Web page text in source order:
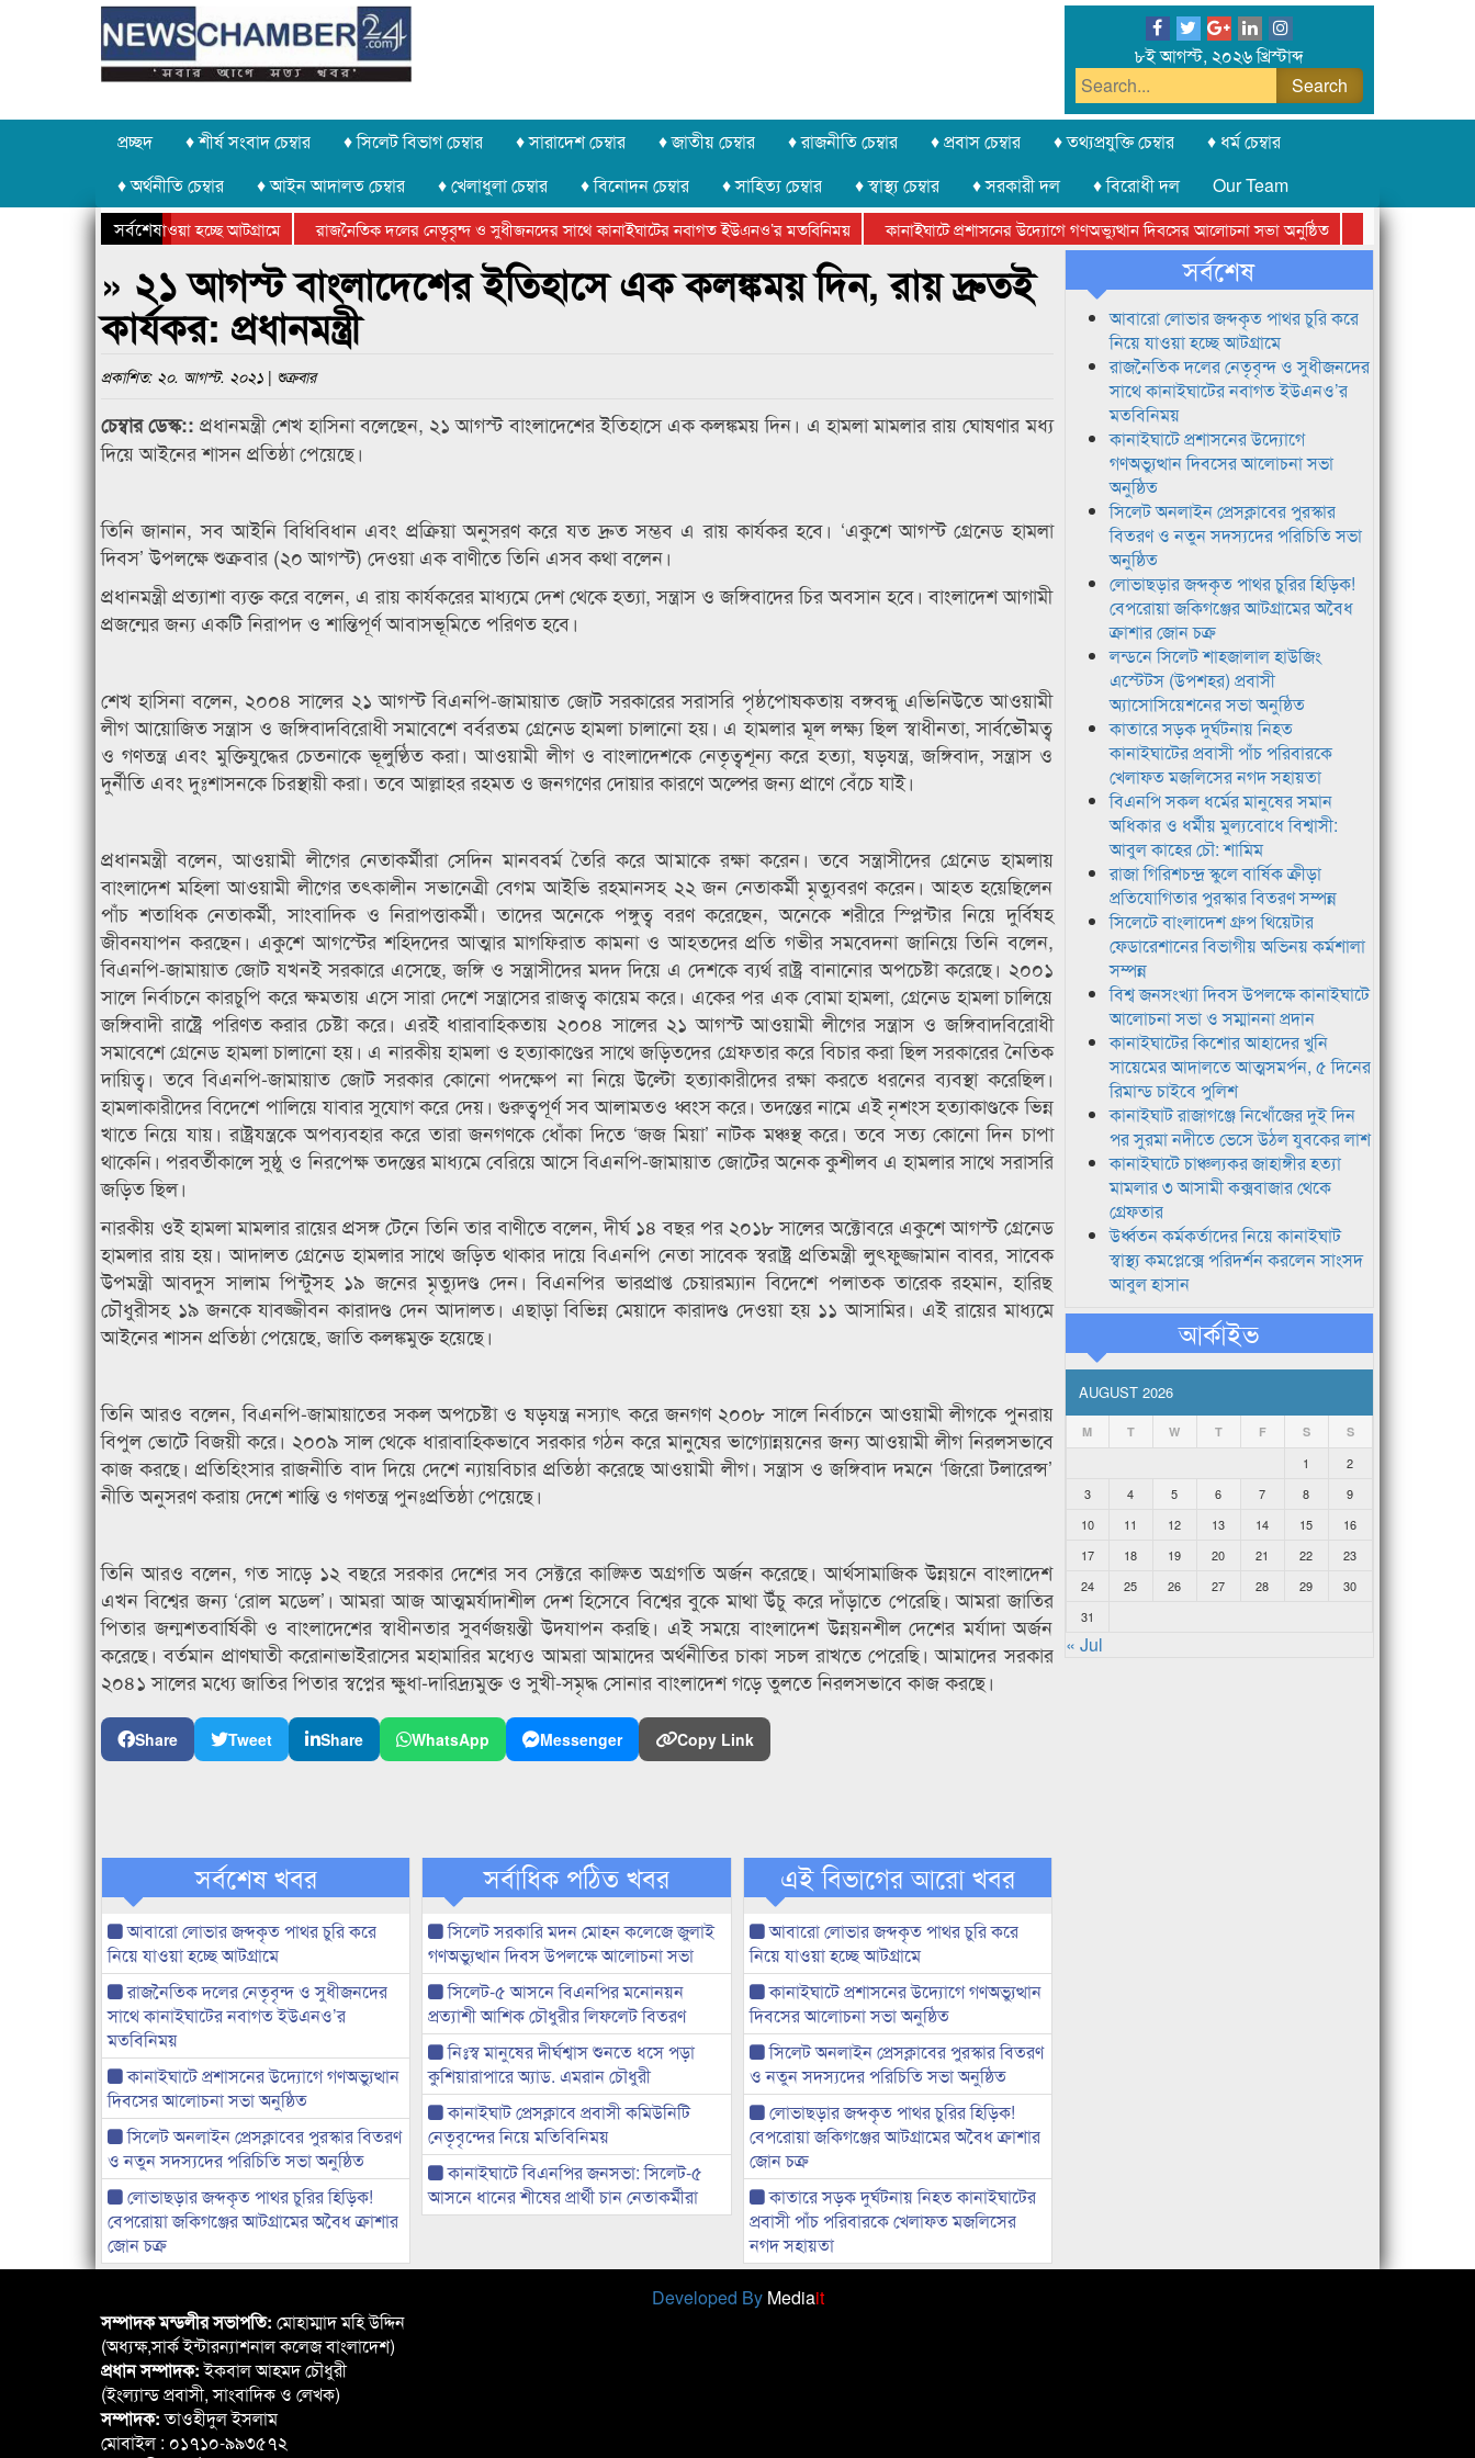
৮ই আগস্ট, ২০২৬ খ্রিস্টাব্দ
প্রচ্ছদ ♦ শীর্ষ সংবাদ চেম্বার ♦ সিলেট বিভাগ চেম্বার ♦ সারাদেশ চেম্বার ♦ জাতীয় চেম্বার ♦ রাজনীতি চেম্বার ♦ প্রবাস চেম্বার ♦ তথ্যপ্রযুক্তি চেম্বার
♦ ধর্ম চেম্বার
♦ অর্থনীতি চেম্বার
♦ আইন আদালত চেম্বার ♦ খেলাধুলা চেম্বার ♦ বিনোদন চেম্বার ♦ সাহিত্য চেম্বার ♦ স্বাস্থ্য চেম্বার ♦ সরকারী দল ♦ বিরোধী দল
Our Team
সর্বশেষ
চুরি করে নিয়ে যাওয়া হচ্ছে আটগ্রামে রাজনৈতিক দলের নেতৃবৃন্দ ও সুধীজনদের সাথে কানাইঘাটের নবাগত ইউএনও’র মতবিনিময় কানাইঘাটে প্রশাসনের উদ্যোগে গণঅভ্যুত্থান দিবসের আলোচনা সভা অনুষ্ঠিত
সিলেট অনলাইন
ক্রীড়া প্রতিযোগিতার পুরস্কার বিতরণ সম্পন্ন
সিলেটে বাংলাদেশ গ্রুপ থিয়েটার ফেডারেশানের বিভাগীয় অভিনয় কর্মশালা সম্পন্ন
» ২১ আগস্ট বাংলাদেশের ইতিহাসে এক কলঙ্কময় দিন, রায় দ্রুতই
কার্যকর: প্রধানমন্ত্রী
প্রকাশিত: ২০. আগস্ট. ২০২১ | শুক্রবার
চেম্বার ডেস্ক::প্রধানমন্ত্রী শেখ হাসিনা বলেছেন, ২১ আগস্ট বাংলাদেশের ইতিহাসে এক কলঙ্কময় দিন। এ হামলা মামলার রায় ঘোষণার মধ্য
দিয়ে আইনের শাসন প্রতিষ্ঠা পেয়েছে।
তিনি জানান, সব আইনি বিধিবিধান এবং প্রক্রিয়া অনুসরণ করে যত দ্রুত সম্ভব এ রায় কার্যকর হবে। ‘একুশে আগস্ট গ্রেনেড হামলা
দিবস’ উপলক্ষে শুক্রবার (২০ আগস্ট) দেওয়া এক বাণীতে তিনি এসব কথা বলেন।
প্রধানমন্ত্রী প্রত্যাশা ব্যক্ত করে বলেন, এ রায় কার্যকরের মাধ্যমে দেশ থেকে হত্যা, সন্ত্রাস ও জঙ্গিবাদের চির অবসান হবে। বাংলাদেশ আগামী
প্রজন্মের জন্য একটি নিরাপদ ও শান্তিপূর্ণ আবাসভূমিতে পরিণত হবে।
শেখ হাসিনা বলেন, ২০০৪ সালের ২১ আগস্ট বিএনপি-জামায়াত জোট সরকারের সরাসরি পৃষ্ঠপোষকতায় বঙ্গবন্ধু এভিনিউতে আওয়ামী
লীগ আয়োজিত সন্ত্রাস ও জঙ্গিবাদবিরোধী সমাবেশে বর্বরতম গ্রেনেড হামলা চালানো হয়। এ হামলার মূল লক্ষ্য ছিল স্বাধীনতা, সার্বভৌমত্ব
ও গণতন্ত্র এবং মুক্তিযুদ্ধের চেতনাকে ভূলুণ্ঠিত করা। আওয়ামী লীগ ও বাংলাদেশকে নেতৃত্বশূন্য করে হত্যা, ষড়যন্ত্র, জঙ্গিবাদ, সন্ত্রাস ও
দুর্নীতি এবং দুঃশাসনকে চিরস্থায়ী করা। তবে আল্লাহর রহমত ও জনগণের দোয়ার কারণে অল্পের জন্য প্রাণে বেঁচে যাই।
প্রধানমন্ত্রী বলেন, আওয়ামী লীগের নেতাকর্মীরা সেদিন মানববর্ম তৈরি করে আমাকে রক্ষা করেন। তবে সন্ত্রাসীদের গ্রেনেড হামলায়
বাংলাদেশ মহিলা আওয়ামী লীগের তৎকালীন সভানেত্রী বেগম আইভি রহমানসহ ২২ জন নেতাকর্মী মৃত্যুবরণ করেন। আহত হয়েছিলেন
পাঁচ শতাধিক নেতাকর্মী, সাংবাদিক ও নিরাপত্তাকর্মী। তাদের অনেকে পঙ্গুত্ব বরণ করেছেন, অনেকে শরীরে স্প্লিন্টার নিয়ে দুর্বিষহ
জীবনযাপন করছেন। একুশে আগস্টের শহিদদের আত্মার মাগফিরাত কামনা ও আহতদের প্রতি গভীর সমবেদনা জানিয়ে তিনি বলেন,
বিএনপি-জামায়াত জোট যখনই সরকারে এসেছে, জঙ্গি ও সন্ত্রাসীদের মদদ দিয়ে এ দেশকে ব্যর্থ রাষ্ট্র বানানোর অপচেষ্টা করেছে। ২০০১
সালে নির্বাচনে কারচুপি করে ক্ষমতায় এসে সারা দেশে সন্ত্রাসের রাজত্ব কায়েম করে। একের পর এক বোমা হামলা, গ্রেনেড হামলা চালিয়ে
জঙ্গিবাদী রাষ্ট্রে পরিণত করার চেষ্টা করে। এরই ধারাবাহিকতায় ২০০৪ সালের ২১ আগস্ট আওয়ামী লীগের সন্ত্রাস ও জঙ্গিবাদবিরোধী
সমাবেশে গ্রেনেড হামলা চালানো হয়। এ নারকীয় হামলা ও হত্যাকাণ্ডের সাথে জড়িতদের গ্রেফতার করে বিচার করা ছিল সরকারের নৈতিক
দায়িত্ব। তবে বিএনপি-জামায়াত জোট সরকার কোনো পদক্ষেপ না নিয়ে উল্টো হত্যাকারীদের রক্ষা করতে ধরনের ব্যবস্থা করেছিল।
হামলাকারীদের বিদেশে পালিয়ে যাবার সুযোগ করে দেয়। গুরুত্বপূর্ণ সব আলামতও ধ্বংস করে। তদন্তের নামে এই নৃশংস হত্যাকাণ্ডকে ভিন্ন
খাতে নিয়ে যায়। রাষ্ট্রযন্ত্রকে অপব্যবহার করে তারা জনগণকে ধোঁকা দিতে ‘জজ মিয়া’ নাটক মঞ্চস্থ করে। তবে সত্য কোনো দিন চাপা
থাকেনি। পরবর্তীকালে সুষ্ঠু ও নিরপেক্ষ তদন্তের মাধ্যমে বেরিয়ে আসে বিএনপি-জামায়াত জোটের অনেক কুশীলব এ হামলার সাথে সরাসরি
জড়িত ছিল।
নারকীয় ওই হামলা মামলার রায়ের প্রসঙ্গ টেনে তিনি তার বাণীতে বলেন, দীর্ঘ ১৪ বছর পর ২০১৮ সালের অক্টোবরে একুশে আগস্ট গ্রেনেড
হামলার রায় হয়। আদালত গ্রেনেড হামলার সাথে জড়িত থাকার দায়ে বিএনপি নেতা সাবেক স্বরাষ্ট্র প্রতিমন্ত্রী লুৎফুজ্জামান বাবর, সাবেক
উপমন্ত্রী আবদুস সালাম পিন্টুসহ ১৯ জনের মৃত্যুদণ্ড দেন। বিএনপির ভারপ্রাপ্ত চেয়ারম্যান বিদেশে পলাতক তারেক রহমান, হারিছ
চৌধুরীসহ ১৯ জনকে যাবজ্জীবন কারাদণ্ড দেন আদালত। এছাড়া বিভিন্ন মেয়াদে কারাদণ্ড দেওয়া হয় ১১ আসামির। এই রায়ের মাধ্যমে
আইনের শাসন প্রতিষ্ঠা পেয়েছে, জাতি কলঙ্কমুক্ত হয়েছে।
তিনি আরও বলেন, বিএনপি-জামায়াতের সকল অপচেষ্টা ও ষড়যন্ত্র নস্যাৎ করে জনগণ ২০০৮ সালে নির্বাচনে আওয়ামী লীগকে পুনরায়
বিপুল ভোটে বিজয়ী করে। ২০০৯ সাল থেকে ধারাবাহিকভাবে সরকার গঠন করে মানুষের ভাগ্যোন্নয়নের জন্য আওয়ামী লীগ নিরলসভাবে
কাজ করছে। প্রতিহিংসার রাজনীতি বাদ দিয়ে দেশে ন্যায়বিচার প্রতিষ্ঠা করেছে আওয়ামী লীগ। সন্ত্রাস ও জঙ্গিবাদ দমনে ‘জিরো টলারেন্স’
নীতি অনুসরণ করায় দেশে শান্তি ও গণতন্ত্র পুনঃপ্রতিষ্ঠা পেয়েছে।
তিনি আরও বলেন, গত সাড়ে ১২ বছরে সরকার দেশের সব সেক্টরে কাঙ্ক্ষিত অগ্রগতি অর্জন করেছে। আর্থসামাজিক উন্নয়নে বাংলাদেশ
এখন বিশ্বের জন্য ‘রোল মডেল’। আমরা আজ আত্মমর্যাদাশীল দেশ হিসেবে বিশ্বের বুকে মাথা উঁচু করে দাঁড়াতে পেরেছি। আমরা জাতির
পিতার জন্মশতবার্ষিকী ও বাংলাদেশের স্বাধীনতার সুবর্ণজয়ন্তী উদযাপন করছি। এই সময়ে বাংলাদেশ উন্নয়নশীল দেশের মর্যাদা অর্জন
করেছে। বর্তমান প্রাণঘাতী করোনাভাইরাসের মহামারির মধ্যেও আমরা আমাদের অর্থনীতির চাকা সচল রাখতে পেরেছি। আমাদের সরকার
২০৪১ সালের মধ্যে জাতির পিতার স্বপ্নের ক্ষুধা-দারিদ্র্যমুক্ত ও সুখী-সমৃদ্ধ সোনার বাংলাদেশ গড়ে তুলতে নিরলসভাবে কাজ করছে।
Share Tweet Share WhatsApp Messenger Copy Link
সর্বশেষ খবর
আবারো লোভার জব্দকৃত পাথর চুরি করে
নিয়ে যাওয়া হচ্ছে আটগ্রামে
রাজনৈতিক দলের নেতৃবৃন্দ ও সুধীজনদের
সাথে কানাইঘাটের নবাগত ইউএনও’র
মতবিনিময়
কানাইঘাটে প্রশাসনের উদ্যোগে গণঅভ্যুত্থান
দিবসের আলোচনা সভা অনুষ্ঠিত
সিলেট অনলাইন প্রেসক্লাবের পুরস্কার বিতরণ
ও নতুন সদস্যদের পরিচিতি সভা অনুষ্ঠিত
লোভাছড়ার জব্দকৃত পাথর চুরির হিড়িক!
বেপরোয়া জকিগঞ্জের আটগ্রামের অবৈধ ক্রাশার
জোন চক্র
সর্বাধিক পঠিত খবর
সিলেট সরকারি মদন মোহন কলেজে জুলাই
গণঅভ্যুত্থান দিবস উপলক্ষে আলোচনা সভা
সিলেট-৫ আসনে বিএনপির মনোনয়ন
প্রত্যাশী আশিক চৌধুরীর লিফলেট বিতরণ
নিঃস্ব মানুষের দীর্ঘশ্বাস শুনতে ধসে পড়া
কুশিয়ারাপারে অ্যাড. এমরান চৌধুরী
কানাইঘাট প্রেসক্লাবে প্রবাসী কমিউনিটি
নেতৃবৃন্দের নিয়ে মতিবিনিময়
কানাইঘাটে বিএনপির জনসভা: সিলেট-৫
আসনে ধানের শীষের প্রার্থী চান নেতাকর্মীরা
এই বিভাগের আরো খবর
আবারো লোভার জব্দকৃত পাথর চুরি করে
নিয়ে যাওয়া হচ্ছে আটগ্রামে
কানাইঘাটে প্রশাসনের উদ্যোগে গণঅভ্যুত্থান
দিবসের আলোচনা সভা অনুষ্ঠিত
সিলেট অনলাইন প্রেসক্লাবের পুরস্কার বিতরণ
ও নতুন সদস্যদের পরিচিতি সভা অনুষ্ঠিত
লোভাছড়ার জব্দকৃত পাথর চুরির হিড়িক!
বেপরোয়া জকিগঞ্জের আটগ্রামের অবৈধ ক্রাশার
জোন চক্র
কাতারে সড়ক দুর্ঘটনায় নিহত কানাইঘাটের
প্রবাসী পাঁচ পরিবারকে খেলাফত মজলিসের
নগদ সহায়তা
সর্বশেষ
আবারো লোভার জব্দকৃত পাথর চুরি করে
নিয়ে যাওয়া হচ্ছে আটগ্রামে
রাজনৈতিক দলের নেতৃবৃন্দ ও সুধীজনদের
সাথে কানাইঘাটের নবাগত ইউএনও’র
মতবিনিময়
কানাইঘাটে প্রশাসনের উদ্যোগে
গণঅভ্যুত্থান দিবসের আলোচনা সভা
অনুষ্ঠিত
সিলেট অনলাইন প্রেসক্লাবের পুরস্কার
বিতরণ ও নতুন সদস্যদের পরিচিতি সভা
অনুষ্ঠিত
লোভাছড়ার জব্দকৃত পাথর চুরির হিড়িক!
বেপরোয়া জকিগঞ্জের আটগ্রামের অবৈধ
ক্রাশার জোন চক্র
লন্ডনে সিলেট শাহজালাল হাউজিং
এস্টেটস (উপশহর) প্রবাসী
অ্যাসোসিয়েশনের সভা অনুষ্ঠিত
কাতারে সড়ক দুর্ঘটনায় নিহত
কানাইঘাটের প্রবাসী পাঁচ পরিবারকে
খেলাফত মজলিসের নগদ সহায়তা
বিএনপি সকল ধর্মের মানুষের সমান
অধিকার ও ধর্মীয় মুল্যবোধে বিশ্বাসী:
আবুল কাহের চৌ: শামিম
রাজা গিরিশচন্দ্র স্কুলে বার্ষিক ক্রীড়া
প্রতিযোগিতার পুরস্কার বিতরণ সম্পন্ন
সিলেটে বাংলাদেশ গ্রুপ থিয়েটার
ফেডারেশানের বিভাগীয় অভিনয় কর্মশালা
সম্পন্ন
বিশ্ব জনসংখ্যা দিবস উপলক্ষে কানাইঘাটে
আলোচনা সভা ও সম্মাননা প্রদান
কানাইঘাটের কিশোর আহাদের খুনি
সায়েমের আদালতে আত্মসমর্পন, ৫ দিনের
রিমান্ড চাইবে পুলিশ
কানাইঘাট রাজাগঞ্জে নিখোঁজের দুই দিন
পর সুরমা নদীতে ভেসে উঠল যুবকের লাশ
কানাইঘাটে চাঞ্চল্যকর জাহাঙ্গীর হত্যা
মামলার ৩ আসামী কক্সবাজার থেকে
গ্রেফতার
উর্ধ্বতন কর্মকর্তাদের নিয়ে কানাইঘাট
স্বাস্থ্য কমপ্লেক্সে পরিদর্শন করলেন সাংসদ
আবুল হাসান
আর্কাইভ
AUGUST 2026
M T W T F S S
1
2
3
4 5 6 7 8
9
10
11 12 13 14 15
16
17
18 19 20 21 22
23
24
25 26 27 28 29
30
31
« Jul
Developed By Mediait
সম্পাদক মন্ডলীর সভাপতি: মোহাম্মাদ মহি উদ্দিন
(অধ্যক্ষ,সার্ক ইন্টারন্যাশনাল কলেজ বাংলাদেশ)
প্রধান সম্পাদক:ইকবাল আহমদ চৌধুরী
(ইংল্যান্ড প্রবাসী, সাংবাদিক ও লেখক)
সম্পাদক:তাওহীদুল ইসলাম
মোবাইল : ০১৭১০-৯৯৩৫৭২